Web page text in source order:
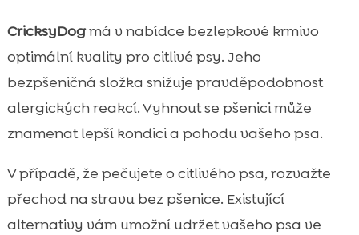
CricksyDogmá v nabídce bezlepkové krmivo
optimální kvality pro citlivé psy. Jeho
bezpšeničná složka snižuje pravděpodobnost
alergických reakcí. Vyhnout se pšenici může
znamenat lepší kondici a pohodu vašeho psa.
V případě, že pečujete o citlivého psa, rozvažte
přechod na stravu bez pšenice. Existující
alternativy vám umožní udržet vašeho psa ve